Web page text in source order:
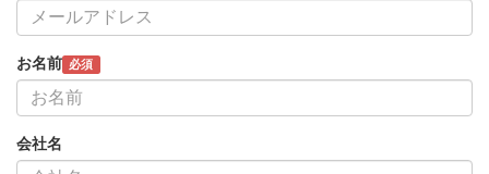
お名前 必須
会社名